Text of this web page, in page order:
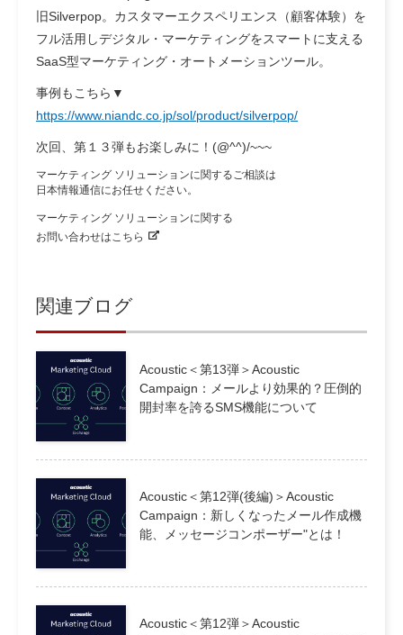
旧Silverpop。カスタマーエクスペリエンス（顧客体験）を
フル活用しデジタル・マーケティングをスマートに支える
SaaS型マーケティング・オートメーションツール。
事例もこちら▼
https://www.niandc.co.jp/sol/product/silverpop/
次回、第１３弾もお楽しみに！(@^^)/~~~
マーケティング ソリューションに関するご相談は
日本情報通信にお任せください。
マーケティング ソリューションに関する
お問い合わせはこちら
関連ブログ
Acoustic＜第13弾＞Acoustic
Campaign：メールより効果的？圧倒的
開封率を誇るSMS機能について
Acoustic＜第12弾(後編)＞Acoustic
Campaign：新しくなったメール作成機
能、メッセージコンポーザー"とは！
Acoustic＜第12弾＞Acoustic